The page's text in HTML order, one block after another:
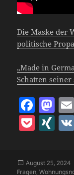
Die Maske der
politische
„Made in
Schatten seiner
F
a
c
b
M
as
to
o
P
k
X
G
Veröffentlicht
am
August 25, 2024
Fragen,